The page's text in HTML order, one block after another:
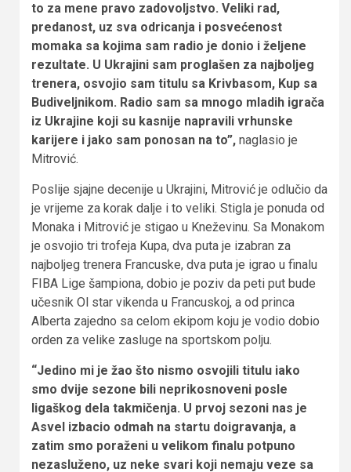
to za mene pravo zadovoljstvo. Veliki rad,
predanost, uz sva odricanja i posvećenost
momaka sa kojima sam radio je donio i željene
rezultate. U Ukrajini sam proglašen za najboljeg
trenera, osvojio sam titulu sa Krivbasom, Kup sa
Budiveljnikom. Radio sam sa mnogo mladih igrača
iz Ukrajine koji su kasnije napravili vrhunske
karijere i jako sam ponosan na to”, naglasio je
Mitrović.
Poslije sjajne decenije u Ukrajini, Mitrović je odlučio da
je vrijeme za korak dalje i to veliki. Stigla je ponuda od
Monaka i Mitrović je stigao u Kneževinu. Sa Monakom
je osvojio tri trofeja Kupa, dva puta je izabran za
najboljeg trenera Francuske, dva puta je igrao u finalu
FIBA Lige šampiona, dobio je poziv da peti put bude
učesnik Ol star vikenda u Francuskoj, a od princa
Alberta zajedno sa celom ekipom koju je vodio dobio
orden za velike zasluge na sportskom polju.
“Jedino mi je žao što nismo osvojili titulu iako
smo dvije sezone bili neprikosnoveni posle
ligaškog dela takmičenja. U prvoj sezoni nas je
Asvel izbacio odmah na startu doigravanja, a
zatim smo poraženi u velikom finalu potpuno
nezasluženo, uz neke svari koji nemaju veze sa